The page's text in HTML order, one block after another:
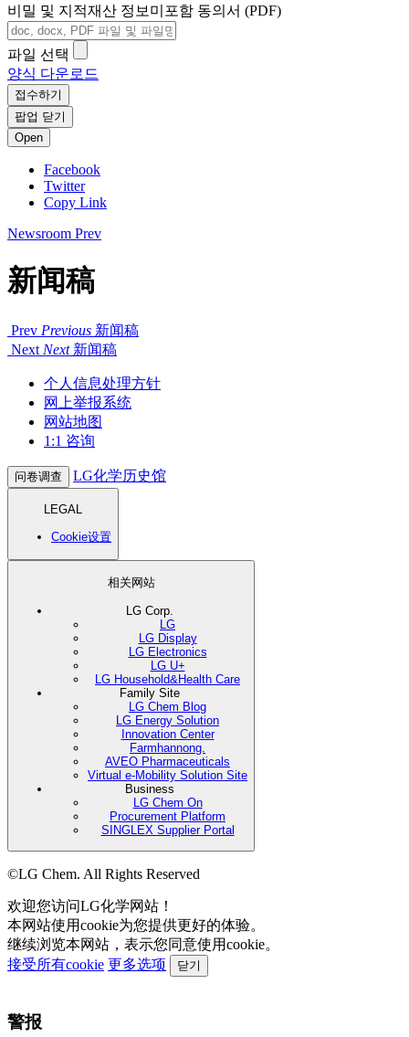
비밀 및 지적재산 정보미포함 동의서 (PDF)
파일 선택
양식 다운로드
접수하기
팝업 닫기
Open
Facebook
Twitter
Copy Link
Newsroom Prev
新闻稿
Prev Previous 新闻稿
Next Next 新闻稿
个人信息处理方针
网上举报系统
网站地图
1:1 咨询
问卷调查 LG化学历史馆
LEGAL
Cookie设置
相关网站
LG Corp.
LG
LG Display
LG Electronics
LG U+
LG Household&Health Care
Family Site
LG Chem Blog
LG Energy Solution
Innovation Center
Farmhannong.
AVEO Pharmaceuticals
Virtual e-Mobility Solution Site
Business
LG Chem On
Procurement Platform
SINGLEX Supplier Portal
©LG Chem. All Rights Reserved
欢迎您访问LG化学网站！
本网站使用cookie为您提供更好的体验。
继续浏览本网站，表示您同意使用cookie。
接受所有cookie 更多选项 닫기
警报